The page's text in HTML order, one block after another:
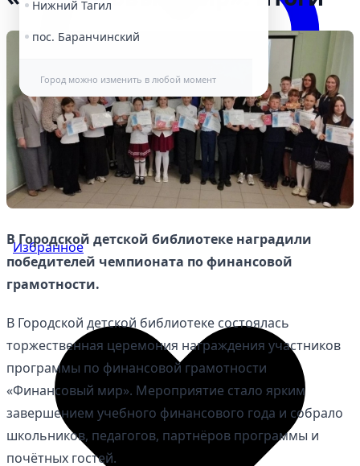
Нижний Тагил
пос. Баранчинский
Город можно изменить в любой момент
Избранное
В Городской детской библиотеке наградили
победителей чемпионата по финансовой
грамотности.
В Городской детской библиотеке состоялась
торжественная церемония награждения участников
программы по финансовой грамотности
«Финансовый мир». Мероприятие стало ярким
завершением учебного финансового года и собрало
школьников, педагогов, партнёров программы и
почётных гостей.